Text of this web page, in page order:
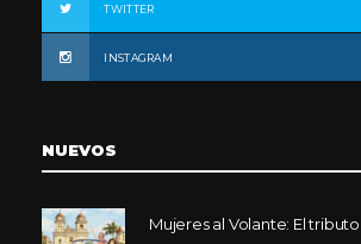
TWITTER
INSTAGRAM
NUEVOS
Mujeres al Volante: El